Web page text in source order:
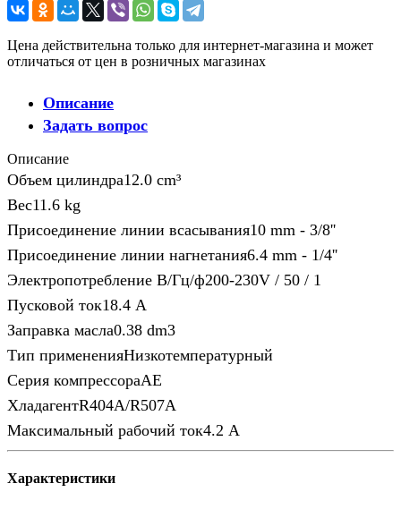
Цена действительна только для интернет-магазина и может
отличаться от цен в розничных магазинах
Описание
Задать вопрос
Описание
Объем цилиндра12.0 cm³
Вес11.6 kg
Присоединение линии всасывания10 mm - 3/8''
Присоединение линии нагнетания6.4 mm - 1/4''
Электропотребление В/Гц/ф200-230V / 50 / 1
Пусковой ток18.4 A
Заправка масла0.38 dm3
Тип примененияНизкотемпературный
Серия компрессораAE
ХладагентR404A/R507A
Максимальный рабочий ток4.2 A
Характеристики